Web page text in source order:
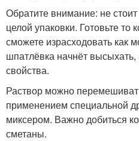
Обратите внимание: не стоит
целой упаковки. Готовьте то
сможете израсходовать как
шпатлёвка начнёт высыхать,
свойства.
Раствор можно
применением специальной
миксером. Важно добиться
сметаны.